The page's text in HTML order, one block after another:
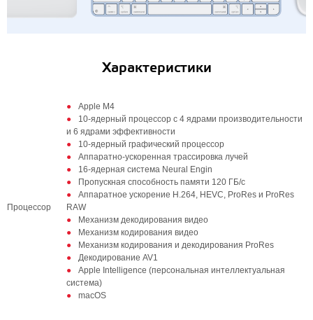
Характеристики
Процессор
Apple M4
10-ядерный процессор с 4 ядрами производительности
и 6 ядрами эффективности
10-ядерный графический процессор
Аппаратно-ускоренная трассировка лучей
16‑ядерная система Neural Engin
Пропускная способность памяти 120 ГБ/с
Аппаратное ускорение H.264, HEVC, ProRes и ProRes
RAW
Механизм декодирования видео
Механизм кодирования видео
Механизм кодирования и декодирования ProRes
Декодирование AV1
Apple Intelligence (персональная интеллектуальная
система)
macOS